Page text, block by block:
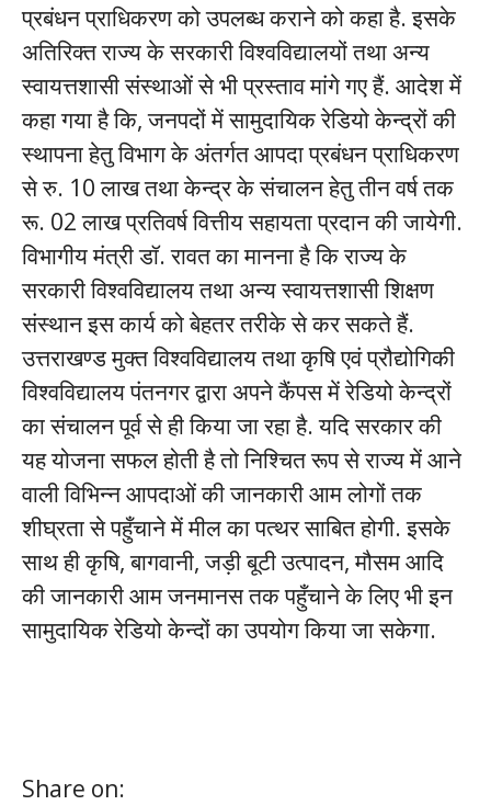
प्रबंधन प्राधिकरण को उपलब्ध कराने को कहा है. इसके
अतिरिक्त राज्य के सरकारी विश्वविद्यालयों तथा अन्य
स्वायत्तशासी संस्थाओं से भी प्रस्ताव मांगे गए हैं. आदेश में
कहा गया है कि, जनपदों में सामुदायिक रेडियो केन्द्रों की
स्थापना हेतु विभाग के अंतर्गत आपदा प्रबंधन प्राधिकरण
से रु. 10 लाख तथा केन्द्र के संचालन हेतु तीन वर्ष तक
रू. 02 लाख प्रतिवर्ष वित्तीय सहायता प्रदान की जायेगी.
विभागीय मंत्री डॉ. रावत का मानना है कि राज्य के
सरकारी विश्वविद्यालय तथा अन्य स्वायत्तशासी शिक्षण
संस्थान इस कार्य को बेहतर तरीके से कर सकते हैं.
उत्तराखण्ड मुक्त विश्वविद्यालय तथा कृषि एवं प्रौद्योगिकी
विश्वविद्यालय पंतनगर द्वारा अपने कैंपस में रेडियो केन्द्रों
का संचालन पूर्व से ही किया जा रहा है. यदि सरकार की
यह योजना सफल होती है तो निश्चित रूप से राज्य में आने
वाली विभिन्न आपदाओं की जानकारी आम लोगों तक
शीघ्रता से पहुँचाने में मील का पत्थर साबित होगी. इसके
साथ ही कृषि, बागवानी, जड़ी बूटी उत्पादन, मौसम आदि
की जानकारी आम जनमानस तक पहुँचाने के लिए भी इन
सामुदायिक रेडियो केन्दों का उपयोग किया जा सकेगा.
Share on: